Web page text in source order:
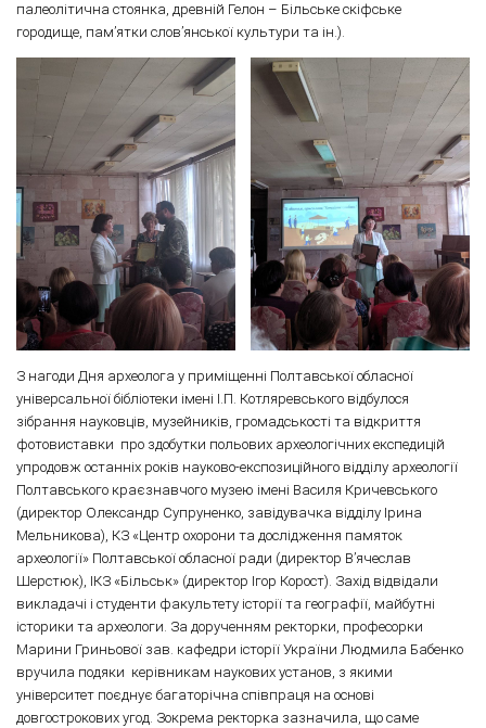
палеолітична стоянка, древній Гелон – Більське скіфське
городище, пам’ятки слов’янської культури та ін.).
З нагоди Дня археолога у приміщенні Полтавської обласної
універсальної бібліотеки імені І.П. Котляревського відбулося
зібрання науковців, музейників, громадськості та відкриття
фотовиставки про здобутки польових археологічних експедицій
упродовж останніх років науково-експозиційного відділу археології
Полтавського краєзнавчого музею імені Василя Кричевського
(директор Олександр Супруненко, завідувачка відділу Ірина
Мельникова), КЗ «Центр охорони та дослідження памяток
археології» Полтавської обласної ради (директор В’ячеслав
Шерстюк), ІКЗ «Більськ» (директор Ігор Корост). Захід відвідали
викладачі і студенти факультету історії та географії, майбутні
історики та археологи. За дорученням ректорки, професорки
Марини Гриньової зав. кафедри історії України Людмила Бабенко
вручила подяки керівникам наукових установ, з якими
університет поєднує багаторічна співпраця на основі
довгострокових угод. Зокрема ректорка зазначила, що саме